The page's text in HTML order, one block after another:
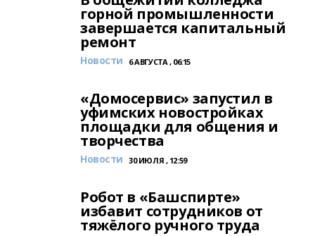
горной промышленности
завершается капитальный
ремонт
Новости 6 АВГУСТА , 06:15
«Домосервис» запустил в
уфимских новостройках
площадки для общения и
творчества
Новости 30 ИЮЛЯ , 12:59
Робот в «Башспирте»
избавит сотрудников от
тяжёлого ручного труда